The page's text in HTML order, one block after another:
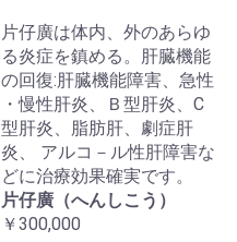
片仔廣は体内、外のあらゆ
る炎症を鎮める。肝臓機能
の回復:肝臓機能障害、急性
・慢性肝炎、Ｂ型肝炎、C
型肝炎、脂肪肝、劇症肝
炎、 アルコ－ル性肝障害な
どに治療効果確実です。
片仔廣（へんしこう）
￥300,000